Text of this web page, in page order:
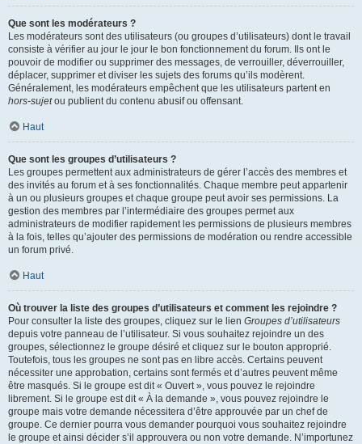
Que sont les modérateurs ?
Les modérateurs sont des utilisateurs (ou groupes d’utilisateurs) dont le travail
consiste à vérifier au jour le jour le bon fonctionnement du forum. Ils ont le
pouvoir de modifier ou supprimer des messages, de verrouiller, déverrouiller,
déplacer, supprimer et diviser les sujets des forums qu’ils modèrent.
Généralement, les modérateurs empêchent que les utilisateurs partent en
hors-sujetou publient du contenu abusif ou offensant.
Haut
Que sont les groupes d’utilisateurs ?
Les groupes permettent aux administrateurs de gérer l’accès des membres et
des invités au forum et à ses fonctionnalités. Chaque membre peut appartenir
à un ou plusieurs groupes et chaque groupe peut avoir ses permissions. La
gestion des membres par l’intermédiaire des groupes permet aux
administrateurs de modifier rapidement les permissions de plusieurs membres
à la fois, telles qu’ajouter des permissions de modération ou rendre accessible
un forum privé.
Haut
Où trouver la liste des groupes d’utilisateurs et comment les rejoindre ?
Pour consulter la liste des groupes, cliquez sur le lien Groupes d’utilisateurs
depuis votre panneau de l’utilisateur. Si vous souhaitez rejoindre un des
groupes, sélectionnez le groupe désiré et cliquez sur le bouton approprié.
Toutefois, tous les groupes ne sont pas en libre accès. Certains peuvent
nécessiter une approbation, certains sont fermés et d’autres peuvent même
être masqués. Si le groupe est dit « Ouvert », vous pouvez le rejoindre
librement. Si le groupe est dit « À la demande », vous pouvez rejoindre le
groupe mais votre demande nécessitera d’être approuvée par un chef de
groupe. Ce dernier pourra vous demander pourquoi vous souhaitez rejoindre
le groupe et ainsi décider s’il approuvera ou non votre demande. N’importunez